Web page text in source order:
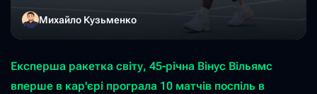
Михайло Кузьменко
Експерша ракетка світу, 45-річна Вінус Вільямс
вперше в кар'єрі програла 10 матчів поспіль в